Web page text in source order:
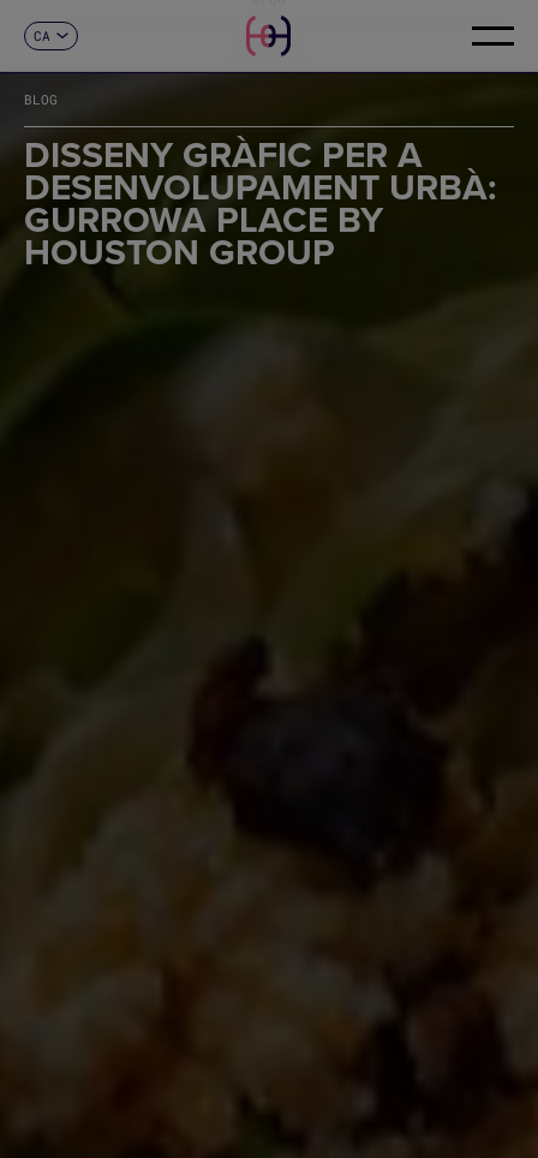
CA
FR
DE
IT
PT
CONTACTE
BLOG
DISSENY GRÀFIC PER A
DESENVOLUPAMENT URBÀ:
GURROWA PLACE BY
HOUSTON GROUP